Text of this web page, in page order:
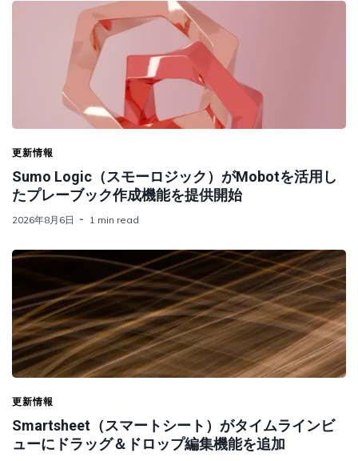
更新情報
Sumo Logic（スモーロジック）がMobotを活用し
たプレーブック作成機能を提供開始
2026年8月6日 1 min read
更新情報
Smartsheet（スマートシート）がタイムラインビ
ューにドラッグ＆ドロップ編集機能を追加